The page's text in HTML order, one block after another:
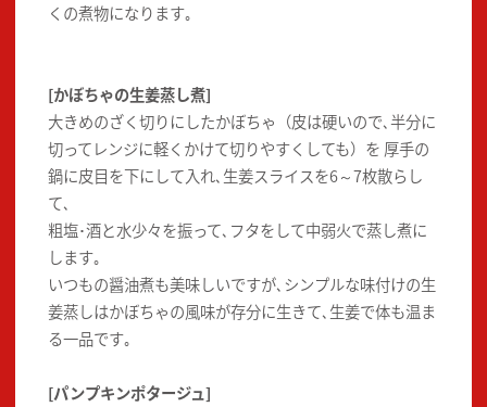
くの煮物になります｡
[かぼちゃの生姜蒸し煮]
大きめのざく切りにしたかぼちゃ（皮は硬いので､半分に
切ってレンジに軽くかけて切りやすくしても）を 厚手の
鍋に皮目を下にして入れ､生姜スライスを6～7枚散らし
て､
粗塩･酒と水少々を振って､フタをして中弱火で蒸し煮に
します｡
いつもの醤油煮も美味しいですが､シンプルな味付けの生
姜蒸しはかぼちゃの風味が存分に生きて､生姜で体も温ま
る一品です｡
[パンプキンポタージュ]